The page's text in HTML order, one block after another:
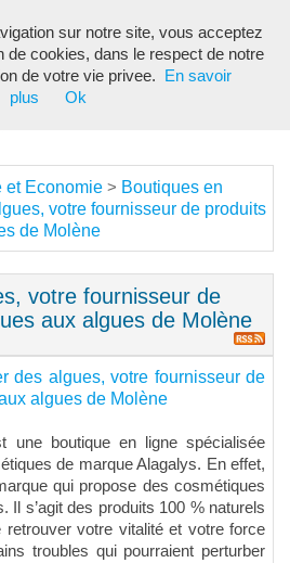
et Economie > Boutiques en
votre fournisseur de produits
de Molène
votre fournisseur de
aux algues de Molène
des algues, votre fournisseur de
algues de Molène
une boutique en ligne spécialisée
de marque Alagalys. En effet,
qui propose des cosmétiques
Il s’agit des produits 100 % naturels
retrouver votre vitalité et votre force
troubles qui pourraient perturber
sur notre site, vous acceptez
de cookies, dans le respect de notre
de votre vie privee.
En savoir
plus
Ok